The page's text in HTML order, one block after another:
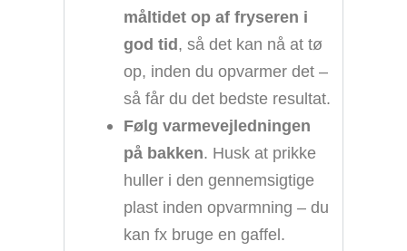
måltidet op af fryseren i
god tid, så det kan nå at tø
op, inden du opvarmer det –
så får du det bedste resultat.
Følg varmevejledningen
på bakken. Husk at prikke
huller i den gennemsigtige
plast inden opvarmning – du
kan fx bruge en gaffel.